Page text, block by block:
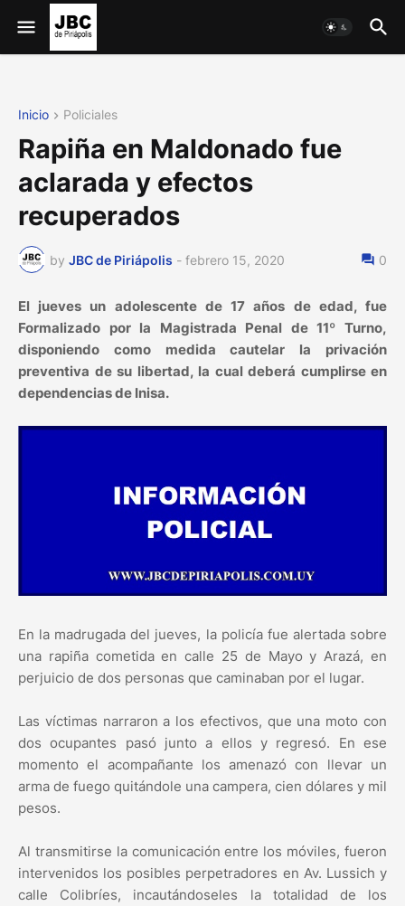
Inicio Policiales
Rapiña en Maldonado fue
aclarada y efectos
recuperados
by JBC de Piriápolis - febrero 15, 2020 0
El jueves un adolescente de 17 años de edad, fue
Formalizado por la Magistrada Penal de 11º Turno,
disponiendo como medida cautelar la privación
preventiva de su libertad, la cual deberá cumplirse en
dependencias de Inisa.
En la madrugada del jueves, la policía fue alertada sobre
una rapiña cometida en calle 25 de Mayo y Arazá, en
perjuicio de dos personas que caminaban por el lugar.
Las víctimas narraron a los efectivos, que una moto con
dos ocupantes pasó junto a ellos y regresó. En ese
momento el acompañante los amenazó con llevar un
arma de fuego quitándole una campera, cien dólares y mil
pesos.
Al transmitirse la comunicación entre los móviles, fueron
intervenidos los posibles perpetradores en Av. Lussich y
calle Colibríes, incautándoseles la totalidad de los